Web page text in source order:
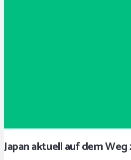
Japan aktuell auf dem